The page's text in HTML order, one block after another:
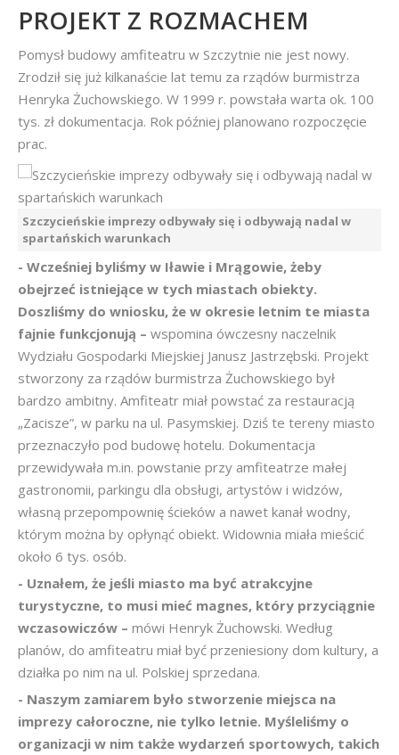
PROJEKT Z ROZMACHEM
Pomysł budowy amfiteatru w Szczytnie nie jest nowy.
Zrodził się już kilkanaście lat temu za rządów burmistrza
Henryka Żuchowskiego. W 1999 r. powstała warta ok. 100
tys. zł dokumentacja. Rok później planowano rozpoczęcie
prac.
Szczycieńskie imprezy odbywały się i odbywają nadal w
spartańskich warunkach
- Wcześniej byliśmy w Iławie i Mrągowie, żeby
obejrzeć istniejące w tych miastach obiekty.
Doszliśmy do wniosku, że w okresie letnim te miasta
fajnie funkcjonują – wspomina ówczesny naczelnik
Wydziału Gospodarki Miejskiej Janusz Jastrzębski. Projekt
stworzony za rządów burmistrza Żuchowskiego był
bardzo ambitny. Amfiteatr miał powstać za restauracją
„Zacisze”, w parku na ul. Pasymskiej. Dziś te tereny miasto
przeznaczyło pod budowę hotelu. Dokumentacja
przewidywała m.in. powstanie przy amfiteatrze małej
gastronomii, parkingu dla obsługi, artystów i widzów,
własną przepompownię ścieków a nawet kanał wodny,
którym można by opłynąć obiekt. Widownia miała mieścić
około 6 tys. osób.
- Uznałem, że jeśli miasto ma być atrakcyjne
turystyczne, to musi mieć magnes, który przyciągnie
wczasowiczów – mówi Henryk Żuchowski. Według
planów, do amfiteatru miał być przeniesiony dom kultury, a
działka po nim na ul. Polskiej sprzedana.
- Naszym zamiarem było stworzenie miejsca na
imprezy całoroczne, nie tylko letnie. Myśleliśmy o
organizacji w nim także wydarzeń sportowych, takich